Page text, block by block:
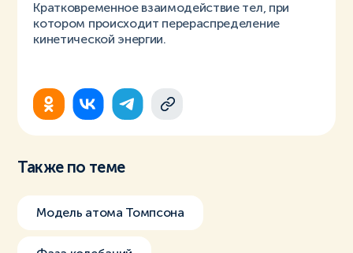
Кратковременное взаимодействие тел, при
котором происходит перераспределение
кинетической энергии.
Также по теме
Модель атома Томпсона